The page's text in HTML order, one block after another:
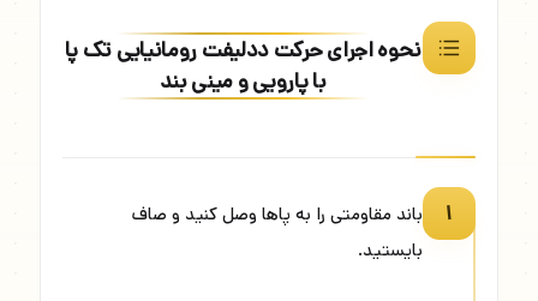
نحوه اجرای حرکت ددلیفت رومانیایی تک پا
با پارویی و مینی بند
۱
باند مقاومتی را به پاها وصل کنید و صاف
بایستید.